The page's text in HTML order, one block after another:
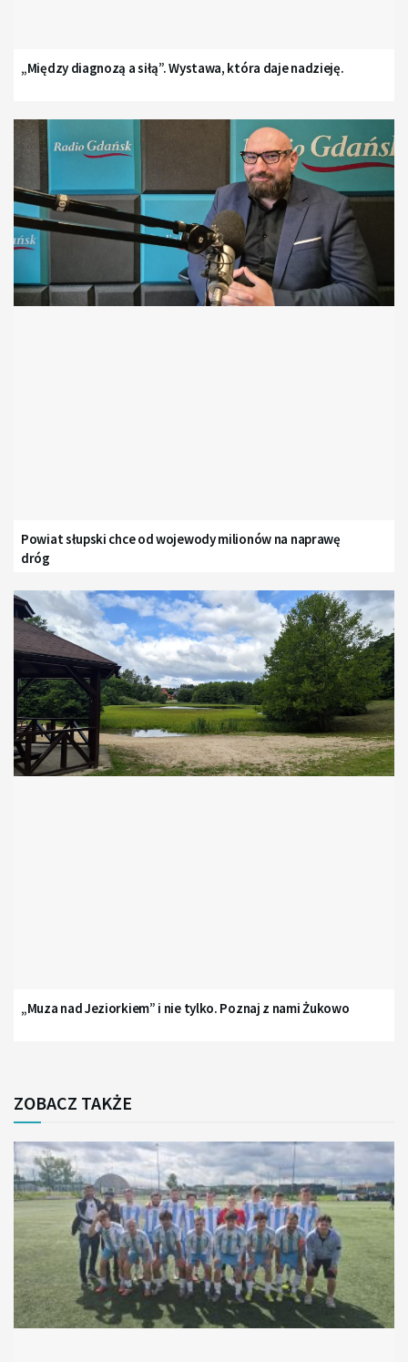
„Między diagnozą a siłą”. Wystawa, która daje nadzieję.
Powiat słupski chce od wojewody milionów na naprawę
dróg
„Muza nad Jeziorkiem” i nie tylko. Poznaj z nami Żukowo
ZOBACZ TAKŻE